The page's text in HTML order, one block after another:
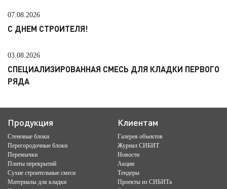
07.08.2026
С ДНЕМ СТРОИТЕЛЯ!
03.08.2026
СПЕЦИАЛИЗИРОВАННАЯ СМЕСЬ ДЛЯ КЛАДКИ ПЕРВОГО
РЯДА
Продукция
Стеновые блоки
Перегородочные блоки
Перемычки
Плиты перекрытий
Сухие строительные смеси
Материалы для кладки
Клиентам
Галерея объектов
Журнал СИБИТ
Новости
Акции
Тендеры
Проекты из СИБИТа